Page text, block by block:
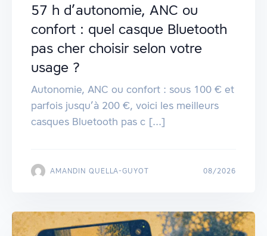
57 h d’autonomie, ANC ou
confort : quel casque Bluetooth
pas cher choisir selon votre
usage ?
Autonomie, ANC ou confort : sous 100 € et
parfois jusqu’à 200 €, voici les meilleurs
casques Bluetooth pas c [...]
AMANDIN QUELLA-GUYOT 08/2026